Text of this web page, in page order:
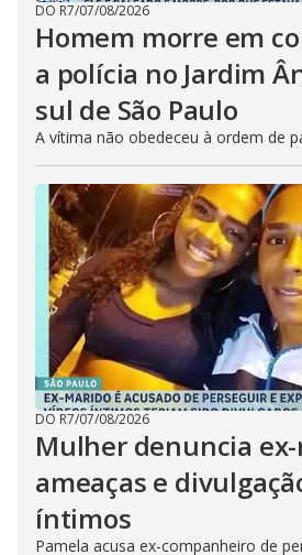
DO R7/07/08/2026
Homem morre em
a polícia no Jardim
sul de São Paulo
A vítima não obedeceu à ordem de
DO R7/07/08/2026
Mulher denuncia
ameaças e
íntimos
Pamela acusa ex-companheiro de